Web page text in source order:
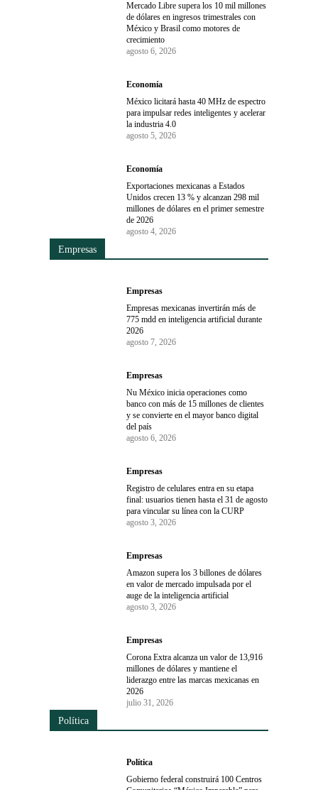
Mercado Libre supera los 10 mil millones
de dólares en ingresos trimestrales con
México y Brasil como motores de
crecimiento
agosto 6, 2026
Economía
México licitará hasta 40 MHz de espectro
para impulsar redes inteligentes y acelerar
la industria 4.0
agosto 5, 2026
Economía
Exportaciones mexicanas a Estados
Unidos crecen 13 % y alcanzan 298 mil
millones de dólares en el primer semestre
de 2026
agosto 4, 2026
Empresas
Empresas
Empresas mexicanas invertirán más de
775 mdd en inteligencia artificial durante
2026
agosto 7, 2026
Empresas
Nu México inicia operaciones como
banco con más de 15 millones de clientes
y se convierte en el mayor banco digital
del país
agosto 6, 2026
Empresas
Registro de celulares entra en su etapa
final: usuarios tienen hasta el 31 de agosto
para vincular su línea con la CURP
agosto 3, 2026
Empresas
Amazon supera los 3 billones de dólares
en valor de mercado impulsada por el
auge de la inteligencia artificial
agosto 3, 2026
Empresas
Corona Extra alcanza un valor de 13,916
millones de dólares y mantiene el
liderazgo entre las marcas mexicanas en
2026
julio 31, 2026
Política
Política
Gobierno federal construirá 100 Centros